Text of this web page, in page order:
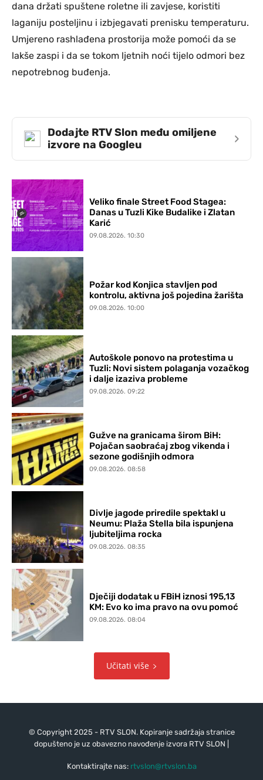
dana držati spuštene roletne ili zavjese, koristiti
laganiju posteljinu i izbjegavati prenisku temperaturu.
Umjereno rashlađena prostorija može pomoći da se
lakše zaspi i da se tokom ljetnih noći tijelo odmori bez
nepotrebnog buđenja.
Dodajte RTV Slon među omiljene
izvore na Googleu
›
Veliko finale Street Food Stagea:
Danas u Tuzli Kike Budalike i Zlatan
Karić
09.08.2026. 10:30
Požar kod Konjica stavljen pod
kontrolu, aktivna još pojedina žarišta
09.08.2026. 10:00
Autoškole ponovo na protestima u
Tuzli: Novi sistem polaganja vozačkog
i dalje izaziva probleme
09.08.2026. 09:22
Gužve na granicama širom BiH:
Pojačan saobraćaj zbog vikenda i
sezone godišnjih odmora
09.08.2026. 08:58
Divlje jagode priredile spektakl u
Neumu: Plaža Stella bila ispunjena
ljubiteljima rocka
09.08.2026. 08:35
Dječiji dodatak u FBiH iznosi 195,13
KM: Evo ko ima pravo na ovu pomoć
09.08.2026. 08:04
Učitati više
© Copyright 2025 - RTV SLON. Kopiranje sadržaja stranice
dopušteno je uz obavezno navođenje izvora RTV SLON |
Kontaktirajte nas: rtvslon@rtvslon.ba